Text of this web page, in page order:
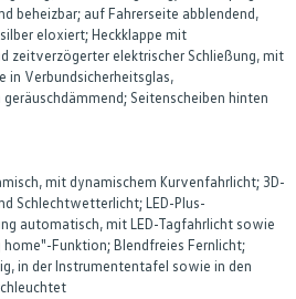
beheizbar; auf Fahrerseite abblendend,
eloxiert; Heckklappe mit
zeitverzögerter elektrischer Schließung, mit
in Verbundsicherheitsglas,
Seitenscheiben hinten
mit dynamischem Kurvenfahrlicht; 3D-
Schlechtwetterlicht; LED-Plus-
automatisch, mit LED-Tagfahrlicht sowie
Funktion; Blendfreies Fernlicht;
in der Instrumententafel sowie in den